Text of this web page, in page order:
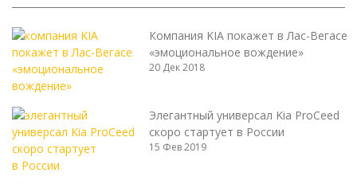
Компания KIA покажет в Лас-Вегасе
«эмоциональное вождение»
20 Дек 2018
Элегантный универсал Kia ProCeed
скоро стартует в России
15 Фев 2019